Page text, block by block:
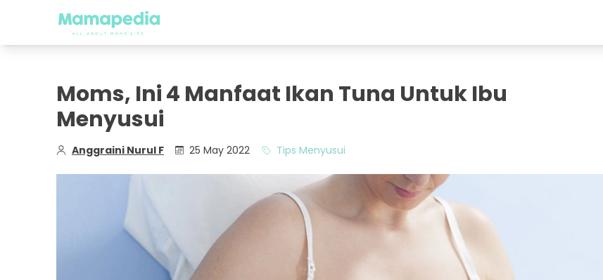
Moms, Ini 4 Manfaat Ikan Tuna Untuk Ibu
Menyusui
Anggraini Nurul F 25 May 2022 Tips Menyusui